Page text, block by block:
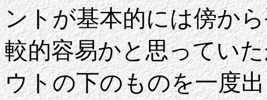
ントが基本的には傍か
較的容易かと思ってい
ウトの下のものを一度